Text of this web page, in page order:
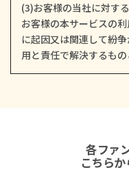
(3)お客様の当社に対す
お客様の本サービスの
に起因又は関連して紛
用と責任で解決するもの
各ファ
こちら